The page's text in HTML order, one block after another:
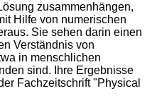
zusammenhängen,
Hilfe von numerischen
Sie sehen darin einen
Verständnis von
in menschlichen
sind. Ihre Ergebnisse
Fachzeitschrift "Physical